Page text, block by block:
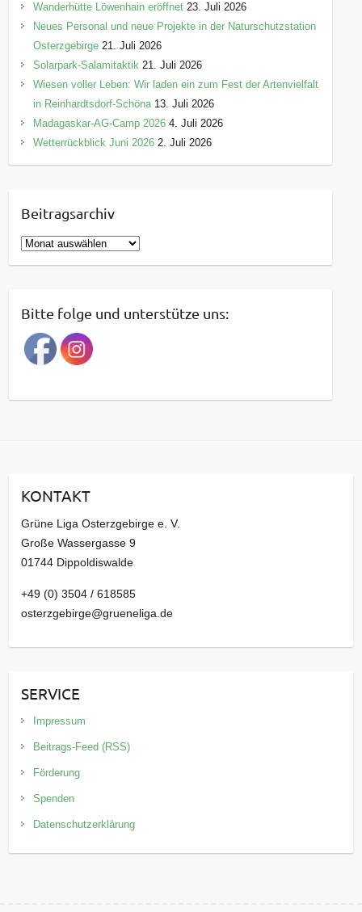
Wanderhütte Löwenhain eröffnet 23. Juli 2026
Neues Personal und neue Projekte in der Naturschutzstation
Osterzgebirge 21. Juli 2026
Solarpark-Salamitaktik 21. Juli 2026
Wiesen voller Leben: Wir laden ein zum Fest der Artenvielfalt
in Reinhardtsdorf-Schöna 13. Juli 2026
Madagaskar-AG-Camp 2026 4. Juli 2026
Wetterrückblick Juni 2026 2. Juli 2026
Beitragsarchiv
B
e
r
a
g
a
v
Bitte folge und unterstütze uns:
KONTAKT
Grüne Liga Osterzgebirge e. V.
Große Wassergasse 9
01744 Dippoldiswalde
+49 (0) 3504 / 618585
osterzgebirge@grueneliga.de
SERVICE
Impressum
Beitrags-Feed (RSS)
Förderung
Spenden
Datenschutzerklärung